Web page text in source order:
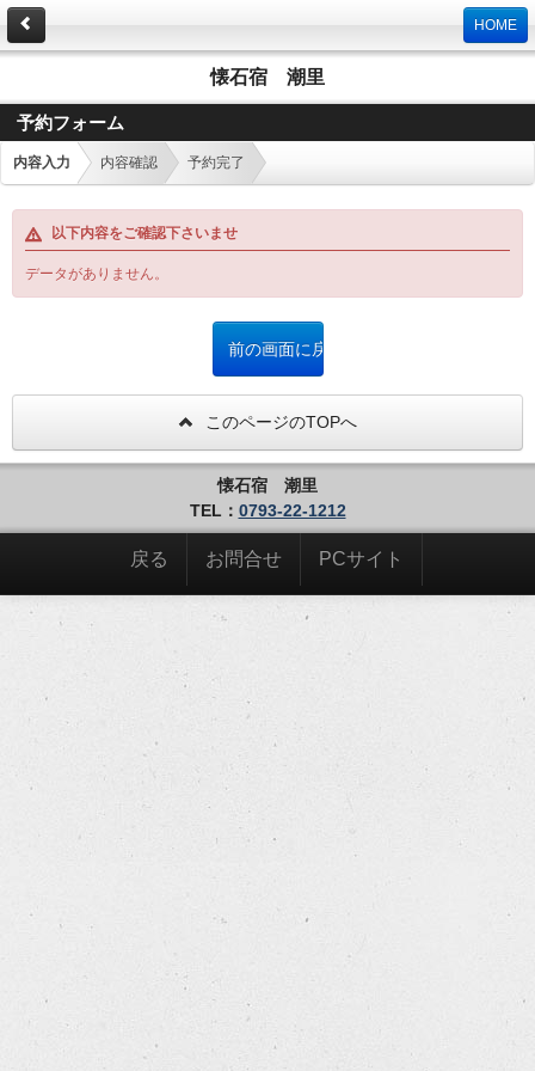
HOME
懐石宿 潮里
予約フォーム
内容入力 内容確認 予約完了
以下内容をご確認下さいませ
データがありません。
このページのTOPへ
懐石宿 潮里
TEL： 0793-22-1212
戻る お問合せ PCサイト